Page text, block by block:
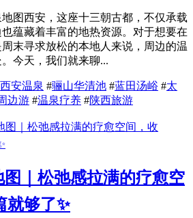
图西安，这座十三朝古都，不仅承载
蕴藏着丰富的地热资源。对于想要在
末寻求放松的本地人来说，周边的温
今天，我们就来聊...
西安温泉 #骊山华清池 #蓝田汤峪 #太
边游 #温泉疗养 #陕西旅游
｜松弛感拉满的疗愈空
就够了✨